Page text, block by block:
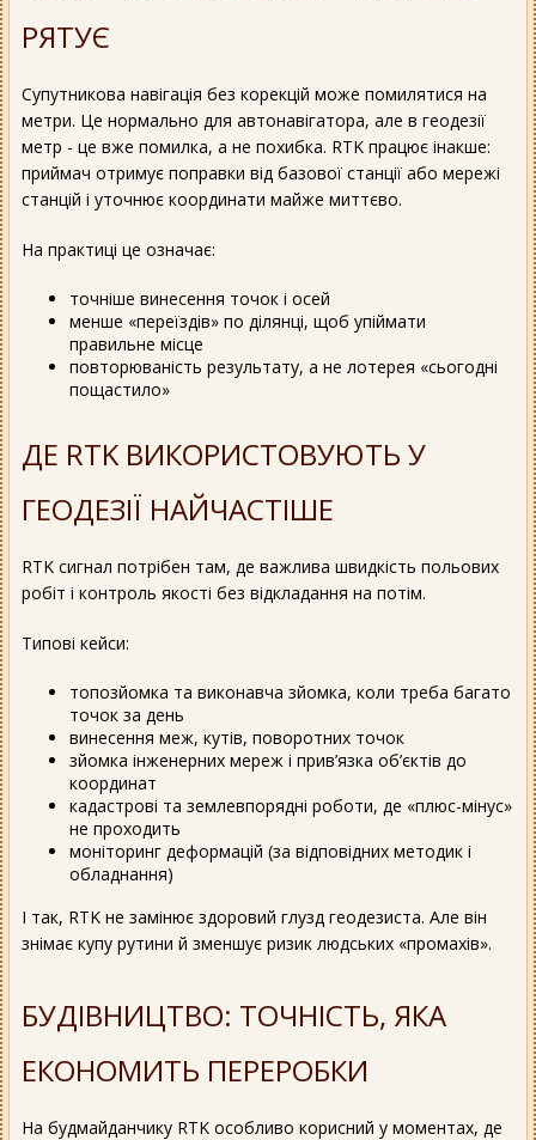
РЯТУЄ
Супутникова навігація без корекцій може помилятися на
метри. Це нормально для автонавігатора, але в геодезії
метр - це вже помилка, а не похибка. RTK працює інакше:
приймач отримує поправки від базової станції або мережі
станцій і уточнює координати майже миттєво.
На практиці це означає:
точніше винесення точок і осей
менше «переїздів» по ділянці, щоб упіймати
правильне місце
повторюваність результату, а не лотерея «сьогодні
пощастило»
ДЕ RTK ВИКОРИСТОВУЮТЬ У
ГЕОДЕЗІЇ НАЙЧАСТІШЕ
RTK сигнал потрібен там, де важлива швидкість польових
робіт і контроль якості без відкладання на потім.
Типові кейси:
топозйомка та виконавча зйомка, коли треба багато
точок за день
винесення меж, кутів, поворотних точок
зйомка інженерних мереж і прив’язка об’єктів до
координат
кадастрові та землевпорядні роботи, де «плюс-мінус»
не проходить
моніторинг деформацій (за відповідних методик і
обладнання)
І так, RTK не замінює здоровий глузд геодезиста. Але він
знімає купу рутини й зменшує ризик людських «промахів».
БУДІВНИЦТВО: ТОЧНІСТЬ, ЯКА
ЕКОНОМИТЬ ПЕРЕРОБКИ
На будмайданчику RTK особливо корисний у моментах, де